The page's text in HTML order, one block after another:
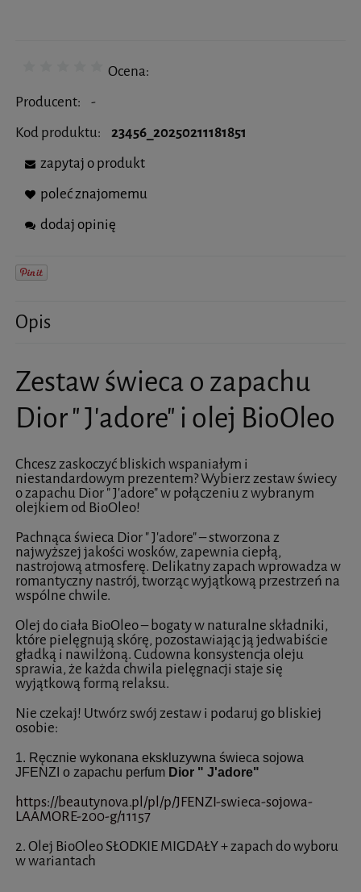
Ocena:
Producent:
-
Kod produktu:
23456_20250211181851
zapytaj o produkt
poleć znajomemu
dodaj opinię
Opis
Zestaw świeca o zapachu
Dior " J'adore" i olej BioOleo
Chcesz zaskoczyć bliskich wspaniałym i
niestandardowym prezentem? Wybierz zestaw świecy
o zapachu Dior " J'adore" w połączeniu z wybranym
olejkiem od BioOleo!
Pachnąca świeca Dior " J'adore" – stworzona z
najwyższej jakości wosków, zapewnia ciepłą,
nastrojową atmosferę. Delikatny zapach wprowadza w
romantyczny nastrój, tworząc wyjątkową przestrzeń na
wspólne chwile.
Olej do ciała BioOleo – bogaty w naturalne składniki,
które pielęgnują skórę, pozostawiając ją jedwabiście
gładką i nawilżoną. Cudowna konsystencja oleju
sprawia, że każda chwila pielęgnacji staje się
wyjątkową formą relaksu.
Nie czekaj! Utwórz swój zestaw i podaruj go bliskiej
osobie:
1. Ręcznie wykonana ekskluzywna świeca sojowa
JFENZI o zapachu perfum Dior " J'adore"
https://beautynova.pl/pl/p/JFENZI-swieca-sojowa-
LAAMORE-200-g/11157
2. Olej BioOleo SŁODKIE MIGDAŁY + zapach do wyboru
w wariantach